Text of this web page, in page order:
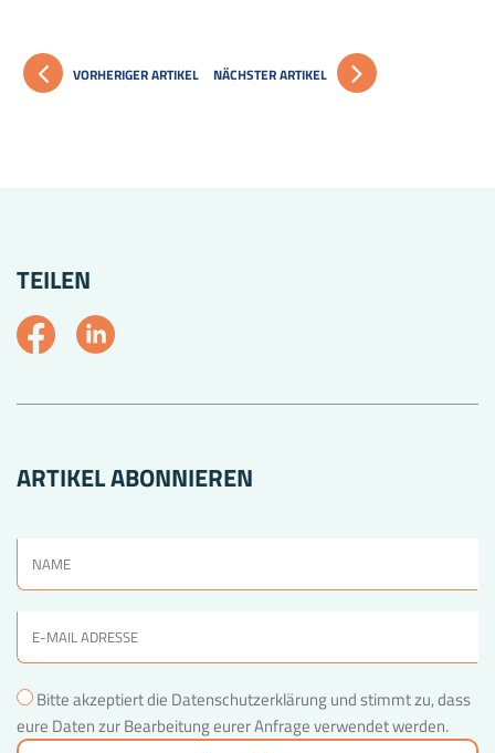
VORHERIGER ARTIKEL NÄCHSTER ARTIKEL
TEILEN
ARTIKEL ABONNIEREN
Bitte akzeptiert die Datenschutzerklärung und stimmt zu, dass
eure Daten zur Bearbeitung eurer Anfrage verwendet werden.